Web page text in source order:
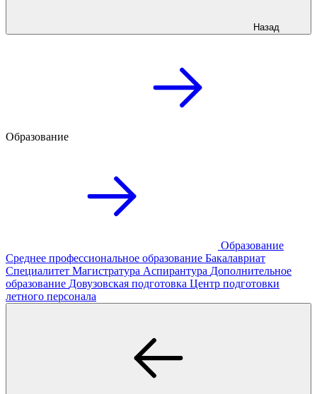
Назад
Образование
Образование
Среднее профессиональное образование Бакалавриат
Специалитет Магистратура Аспирантура Дополнительное
образование Довузовская подготовка Центр подготовки
летного персонала